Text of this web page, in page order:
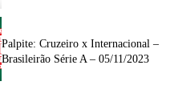
Palpite: Cruzeiro x Internacional –
Brasileirão Série A – 05/11/2023